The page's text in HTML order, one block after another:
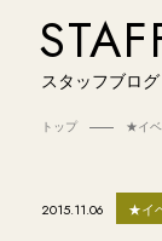
スタッフブログ
トップ ★イベ
2015.11.06 ★イ